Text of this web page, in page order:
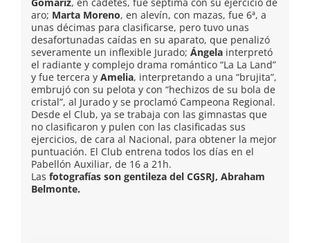
aro; Marta Moreno, en alevín, con mazas, fue 6ª, a
unas décimas para clasificarse, pero tuvo unas
desafortunadas caídas en su aparato, que penalizó
severamente un inflexible Jurado; Ángela interpretó
el radiante y complejo drama romántico “La La Land”
y fue tercera y Amelia, interpretando a una “brujita”,
embrujó con su pelota y con “hechizos de su bola de
cristal”, al Jurado y se proclamó Campeona Regional.
Desde el Club, ya se trabaja con las gimnastas que
no clasificaron y pulen con las clasificadas sus
ejercicios, de cara al Nacional, para obtener la mejor
puntuación. El Club entrena todos los días en el
Pabellón Auxiliar, de 16 a 21h.
Las fotografías son gentileza del CGSRJ, Abraham
Belmonte.